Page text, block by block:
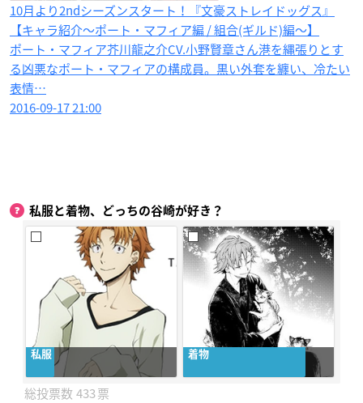
10月より2ndシーズンスタート！『文豪ストレイドッグス』
【キャラ紹介〜ポート・マフィア編 / 組合(ギルド)編〜】
ポート・マフィア芥川龍之介CV.小野賢章さん港を縄張りとす
る凶悪なポート・マフィアの構成員。黒い外套を纏い、冷たい
表情…
2016-09-17 21:00
私服と着物、どっちの谷崎が好き？
私服 着物
433